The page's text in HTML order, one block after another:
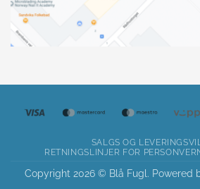
SALGS OG
RETNINGSLINJER FOR
Copyright 2026 © Blå Fugl. Powered